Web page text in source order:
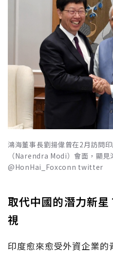
鴻海董事長劉揚偉曾在2月訪問
（Narendra Modi）會面，顯
@HonHai_Foxconn twitter
取代中國的潛力新
視
印度愈來愈受外資企業